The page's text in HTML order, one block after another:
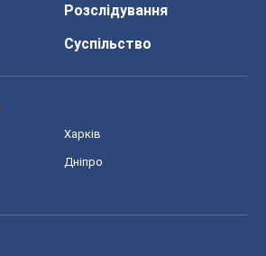
Розслідування
Суспільство
Харків
Дніпро